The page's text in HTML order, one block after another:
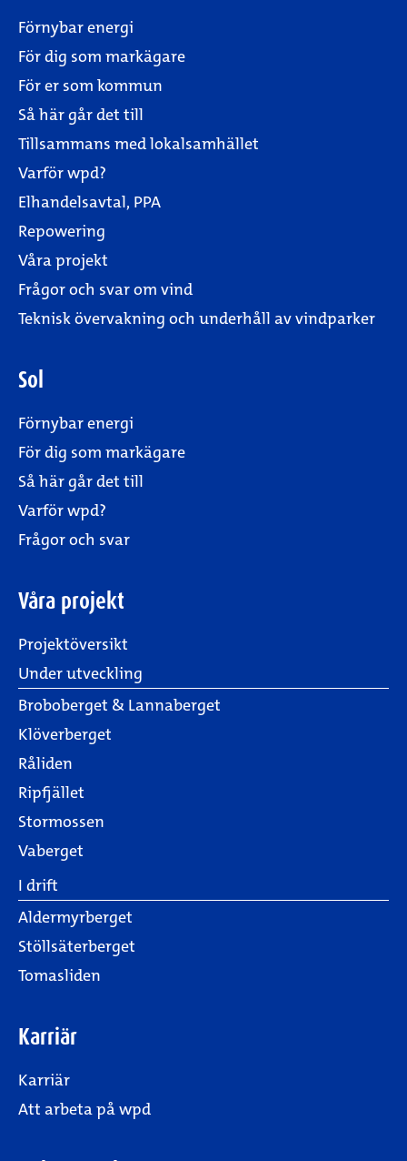
Förnybar energi
För dig som markägare
För er som kommun
Så här går det till
Tillsammans med lokalsamhället
Varför wpd?
Elhandelsavtal, PPA
Repowering
Våra projekt
Frågor och svar om vind
Teknisk övervakning och underhåll av vindparker
Sol
Förnybar energi
För dig som markägare
Så här går det till
Varför wpd?
Frågor och svar
Våra projekt
Projektöversikt
Under utveckling
Broboberget & Lannaberget
Klöverberget
Råliden
Ripfjället
Stormossen
Vaberget
I drift
Aldermyrberget
Stöllsäterberget
Tomasliden
Karriär
Karriär
Att arbeta på wpd